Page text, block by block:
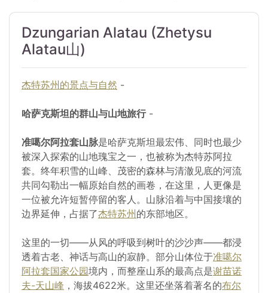
Dzungarian Alatau (Zhetysu
Alatau山)
杰特苏州的景点与自然 -
哈萨克斯坦的群山与山地旅行-
准噶尔阿拉套山脉是哈萨克斯坦最宏伟、同时也最少
被深入探索的山地瑰宝之一，也被称为杰特苏阿拉
套。终年积雪的山峰、茂密的森林与清澈见底的河流
共同勾勒出一幅原始自然的画卷，在这里，人更像是
一位被允许短暂停留的客人。山脉沿着与中国接壤的
边界延伸，占据了杰特苏州 的东部地区。
这里的一切——从风的呼吸到树叶的沙沙声——都浸
透着古老、神话与高山的寂静。部分山体位于准噶尔
阿拉套国家公园境内，而整座山系的最高点是谢苗诺
夫-天山峰 ，海拔4622米。这里还坐落着著名的布尔